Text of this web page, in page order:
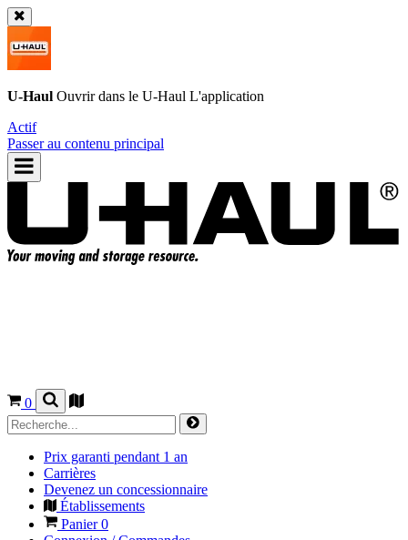
U-Haul Ouvrir dans le U-Haul L'application
Actif
Passer au contenu principal
0
Prix garanti pendant 1 an
Carrières
Devenez un concessionnaire
Établissements
Panier0